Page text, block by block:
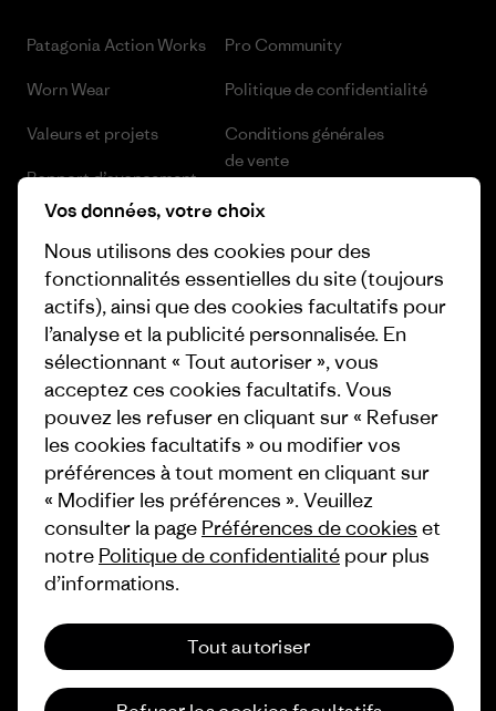
Patagonia Action Works
Worn Wear
Valeurs et projets
Rapport d’avancement
Business Unusual
Objectifs climatiques
1% For The Planet
Comment nous finançons
Cartes cadeaux
Nos magasins
Pro Community
Politique de confidentialité
Conditions générales
de vente
Préférences de cookie
Carrières
Presse et media
Industry program
Programme d’affiliation
Patagonia Belgique Plan du site
© 2026 Patagonia, Inc. All Rights Reserved.
Vos données, votre choix
Nous utilisons des cookies pour des
fonctionnalités essentielles du site (toujours
actifs), ainsi que des cookies facultatifs pour
l’analyse et la publicité personnalisée. En
sélectionnant « Tout autoriser », vous
acceptez ces cookies facultatifs. Vous
pouvez les refuser en cliquant sur « Refuser
les cookies facultatifs » ou modifier vos
préférences à tout moment en cliquant sur
« Modifier les préférences ». Veuillez
consulter la page Préférences de cookies et
notre Politique de confidentialité pour plus
d’informations.
Tout autoriser